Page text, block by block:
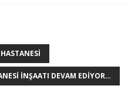
İNŞAATI DEVAM EDIYOR…